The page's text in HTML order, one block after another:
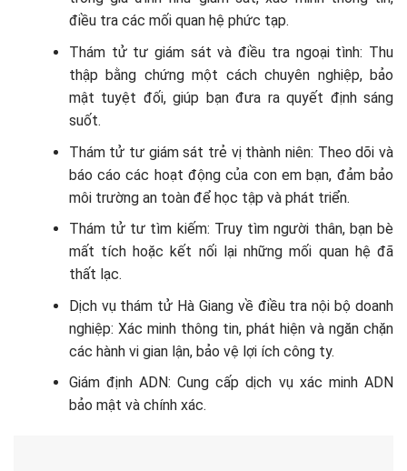
điều tra các mối quan hệ phức tạp.
Thám tử tư giám sát và điều tra ngoại tình: Thu
thập bằng chứng một cách chuyên nghiệp, bảo
mật tuyệt đối, giúp bạn đưa ra quyết định sáng
suốt.
Thám tử tư giám sát trẻ vị thành niên: Theo dõi và
báo cáo các hoạt động của con em bạn, đảm bảo
môi trường an toàn để học tập và phát triển.
Thám tử tư tìm kiếm: Truy tìm người thân, bạn bè
mất tích hoặc kết nối lại những mối quan hệ đã
thất lạc.
Dịch vụ thám tử Hà Giang về điều tra nội bộ doanh
nghiệp: Xác minh thông tin, phát hiện và ngăn chặn
các hành vi gian lận, bảo vệ lợi ích công ty.
Giám định ADN: Cung cấp dịch vụ xác minh ADN
bảo mật và chính xác.